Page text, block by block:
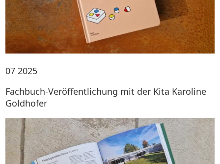
07 2025
Fachbuch-Veröffentlichung mit der Kita Karoline
Goldhofer